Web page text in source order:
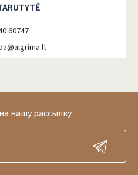
60747
нашу рассылку